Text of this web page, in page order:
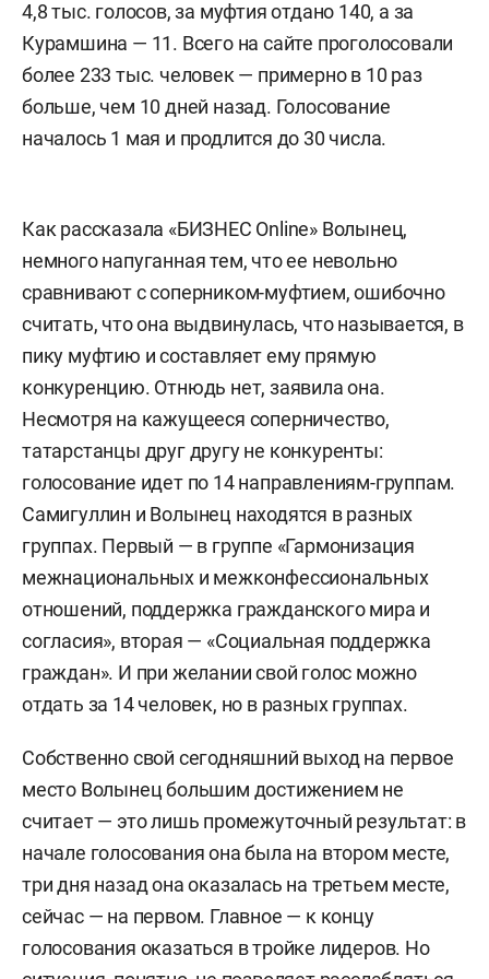
4,8 тыс. голосов, за муфтия отдано 140, а за
Курамшина — 11. Всего на сайте проголосовали
более 233 тыс. человек — примерно в 10 раз
больше, чем 10 дней назад. Голосование
началось 1 мая и продлится до 30 числа.
Как рассказала «БИЗНЕС Online» Волынец,
немного напуганная тем, что ее невольно
сравнивают с соперником-муфтием, ошибочно
считать, что она выдвинулась, что называется, в
пику муфтию и составляет ему прямую
конкуренцию. Отнюдь нет, заявила она.
Несмотря на кажущееся соперничество,
татарстанцы друг другу не конкуренты:
голосование идет по 14 направлениям-группам.
Самигуллин и Волынец находятся в разных
группах. Первый — в группе «Гармонизация
межнациональных и межконфессиональных
отношений, поддержка гражданского мира и
согласия», вторая — «Социальная поддержка
граждан». И при желании свой голос можно
отдать за 14 человек, но в разных группах.
Собственно свой сегодняшний выход на первое
место Волынец большим достижением не
считает — это лишь промежуточный результат: в
начале голосования она была на втором месте,
три дня назад она оказалась на третьем месте,
сейчас — на первом. Главное — к концу
голосования оказаться в тройке лидеров. Но